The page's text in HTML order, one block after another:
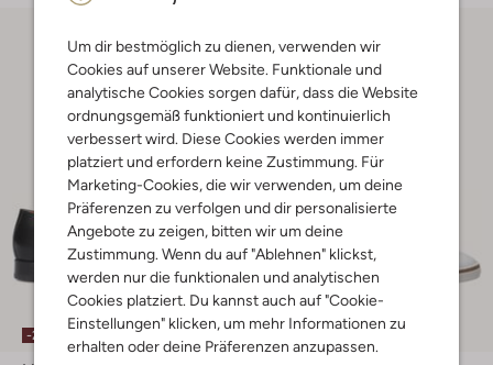
Um dir bestmöglich zu dienen, verwenden wir
Cookies auf unserer Website. Funktionale und
analytische Cookies sorgen dafür, dass die Website
ordnungsgemäß funktioniert und kontinuierlich
verbessert wird. Diese Cookies werden immer
platziert und erfordern keine Zustimmung. Für
Marketing-Cookies, die wir verwenden, um deine
Präferenzen zu verfolgen und dir personalisierte
Angebote zu zeigen, bitten wir um deine
Zustimmung. Wenn du auf "Ablehnen" klickst,
werden nur die funktionalen und analytischen
Cookies platziert. Du kannst auch auf "Cookie-
Einstellungen" klicken, um mehr Informationen zu
erhalten oder deine Präferenzen anzupassen.
-20%